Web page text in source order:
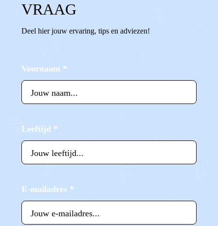
VRAAG
Deel hier jouw ervaring, tips en adviezen!
Voornaam *
Leeftijd *
E-mailadres *